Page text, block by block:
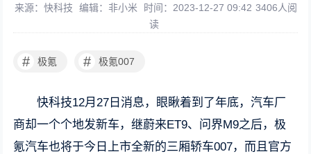
来源：快科技 编辑：非小米 时间：2023-12-27 09:42 3406人阅
读
# 极氪 # 极氪007
快科技12月27日消息，眼瞅着到了年底，汽车厂
商却一个个地发新车，继蔚来ET9、问界M9之后，极
氪汽车也将于今日上市全新的三厢轿车007，而且官方